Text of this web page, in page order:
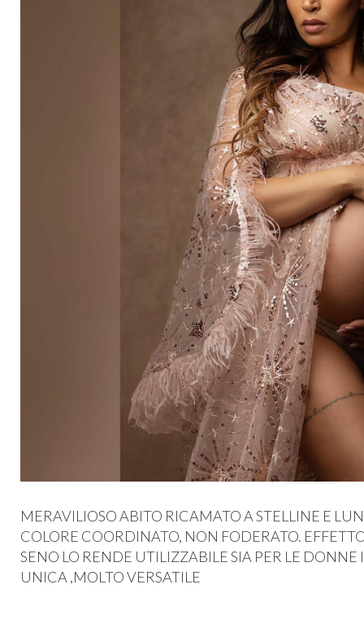
MERAVILIOSO ABITO RICAMATO A STELLINE E
COLORE COORDINATO, NON FODERATO.
SENO LO RENDE UTILIZZABILE SIA PER LE
UNICA ,MOLTO VERSATILE